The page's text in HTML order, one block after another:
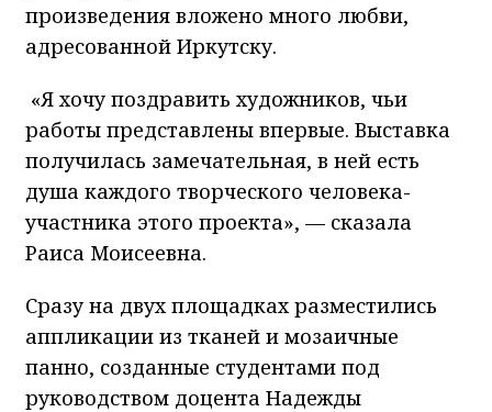
произведения вложено много любви,
адресованной Иркутску.
«Я хочу поздравить художников, чьи
работы представлены впервые. Выставка
получилась замечательная, в ней есть
душа каждого творческого человека-
участника этого проекта», — сказала
Раиса Моисеевна.
Сразу на двух площадках разместились
аппликации из тканей и мозаичные
панно, созданные студентами под
руководством доцента Надежды